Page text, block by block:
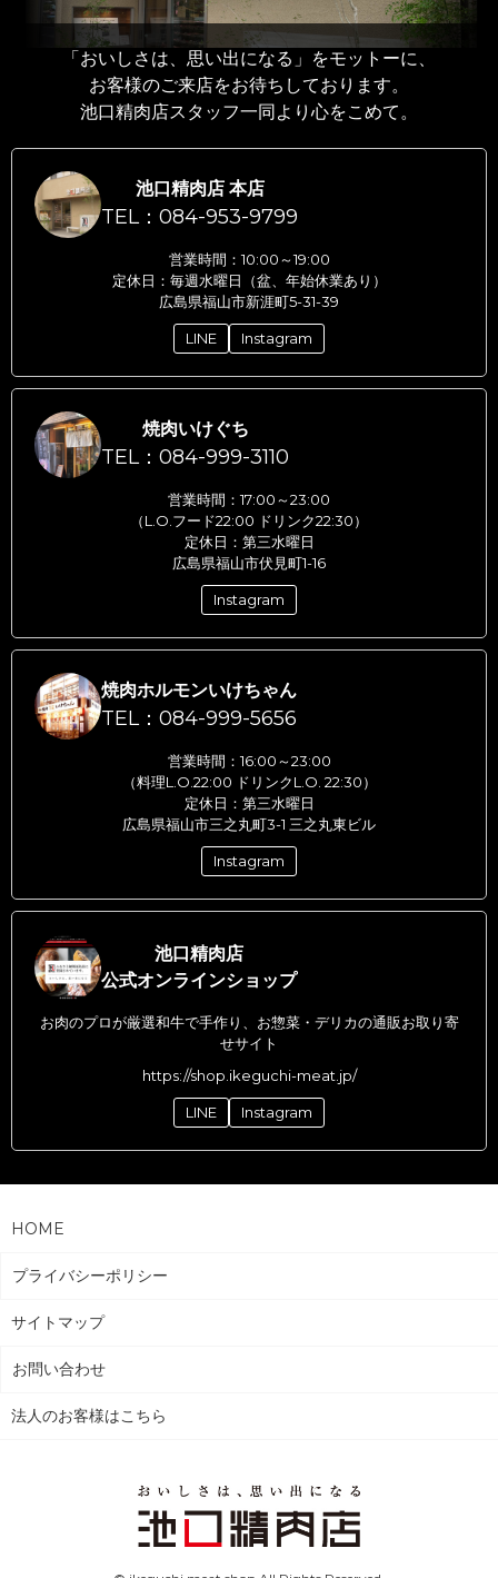
「おいしさは、思い出になる」をモットーに、
お客様のご来店をお待ちしております。
池口精肉店スタッフ一同より心をこめて。
池口精肉店 本店
TEL：084-953-9799
営業時間：10:00～19:00
定休日：毎週水曜日（盆、年始休業あり）
広島県福山市新涯町5-31-39
LINE Instagram
焼肉いけぐち
TEL：084-999-3110
営業時間：17:00～23:00
（L.O.フード22:00 ドリンク22:30）
定休日：第三水曜日
広島県福山市伏見町1-16
Instagram
焼肉ホルモンいけちゃん
TEL：084-999-5656
営業時間：16:00～23:00
（料理L.O.22:00 ドリンクL.O. 22:30）
定休日：第三水曜日
広島県福山市三之丸町3-1 三之丸東ビル
Instagram
池口精肉店
公式オンラインショップ
お肉のプロが厳選和牛で手作り、お惣菜・デリカの通販お取り寄
せサイト
https://shop.ikeguchi-meat.jp/
LINE Instagram
HOME
プライバシーポリシー
サイトマップ
お問い合わせ
法人のお客様はこちら